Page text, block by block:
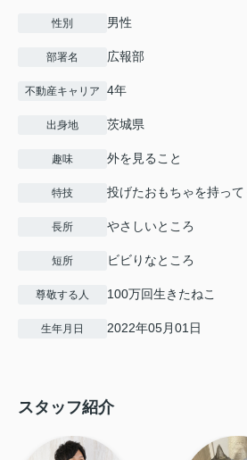
性別 男性
部署名 広報部
不動産キャリア 4年
出身地 茨城県
趣味 外を見ること
特技 投げたおもちゃを持って
長所 やさしいところ
短所 ビビりなところ
尊敬する人 100万回生きたねこ
生年月日 2022年05月01日
スタッフ紹介